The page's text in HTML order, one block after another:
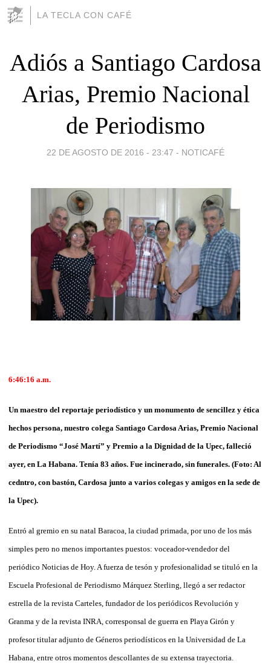
LA TECLA CON CAFÉ
Adiós a Santiago Cardosa
Arias, Premio Nacional
de Periodismo
22 DE AGOSTO DE 2016 - 23:47 - NOTICAFÉ
6:46:16 a.m.
Un maestro del reportaje periodístico y un monumento de sencillez y ética
hechos persona, nuestro colega Santiago Cardosa Arias, Premio Nacional
de Periodismo “José Martí” y Premio a la Dignidad de la Upec, falleció
ayer, en La Habana. Tenía 83 años. Fue incinerado, sin funerales. (Foto: Al
cedntro, con bastón, Cardosa junto a varios colegas y amigos en la sede de
la Upec).
Entró al gremio en su natal Baracoa, la ciudad primada, por uno de los más
simples pero no menos importantes puestos: voceador-vendedor del
periódico Noticias de Hoy. A fuerza de tesón y profesionalidad se tituló en la
Escuela Profesional de Periodismo Márquez Sterling, llegó a ser redactor
estrella de la revista Carteles, fundador de los periódicos Revolución y
Granma y de la revista INRA, corresponsal de guerra en Playa Girón y
profesor titular adjunto de Géneros periodísticos en la Universidad de La
Habana, entre otros momentos descollantes de su extensa trayectoria.